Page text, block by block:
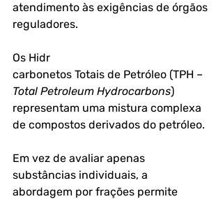
atendimento às exigências de órgãos
reguladores.
Os Hidr
carbonetos Totais de Petróleo (TPH –
Total Petroleum Hydrocarbons)
representam uma mistura complexa
de compostos derivados do petróleo.
Em vez de avaliar apenas
substâncias individuais, a
abordagem por frações permite